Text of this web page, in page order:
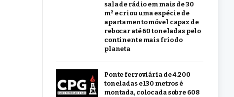
sala de rádio em mais de 30
m² e criou uma espécie de
apartamento móvel capaz de
rebocar até 60 toneladas pelo
continente mais frio do
planeta
Ponte ferroviária de 4.200
toneladas e 130 metros é
montada, colocada sobre 608